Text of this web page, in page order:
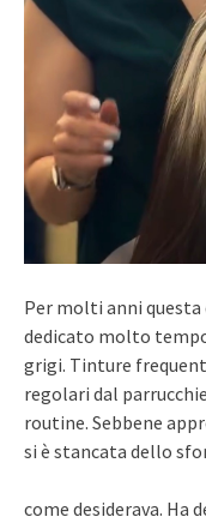
Per molti anni
dedicato molto
grigi. Tinture
regolari dal
routine. Sebbene
si è stancata dello
come desiderava. Ha